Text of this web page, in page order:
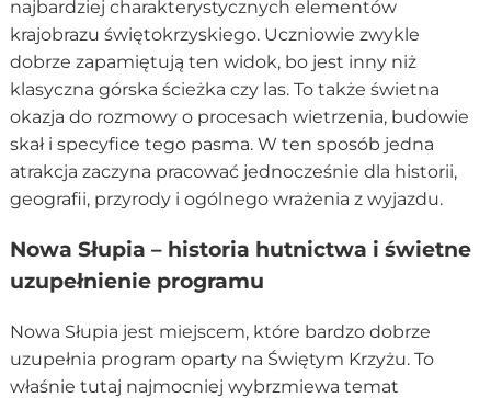
najbardziej charakterystycznych elementów
krajobrazu świętokrzyskiego. Uczniowie zwykle
dobrze zapamiętują ten widok, bo jest inny niż
klasyczna górska ścieżka czy las. To także świetna
okazja do rozmowy o procesach wietrzenia, budowie
skał i specyfice tego pasma. W ten sposób jedna
atrakcja zaczyna pracować jednocześnie dla historii,
geografii, przyrody i ogólnego wrażenia z wyjazdu.
Nowa Słupia – historia hutnictwa i świetne
uzupełnienie programu
Nowa Słupia jest miejscem, które bardzo dobrze
uzupełnia program oparty na Świętym Krzyżu. To
właśnie tutaj najmocniej wybrzmiewa temat